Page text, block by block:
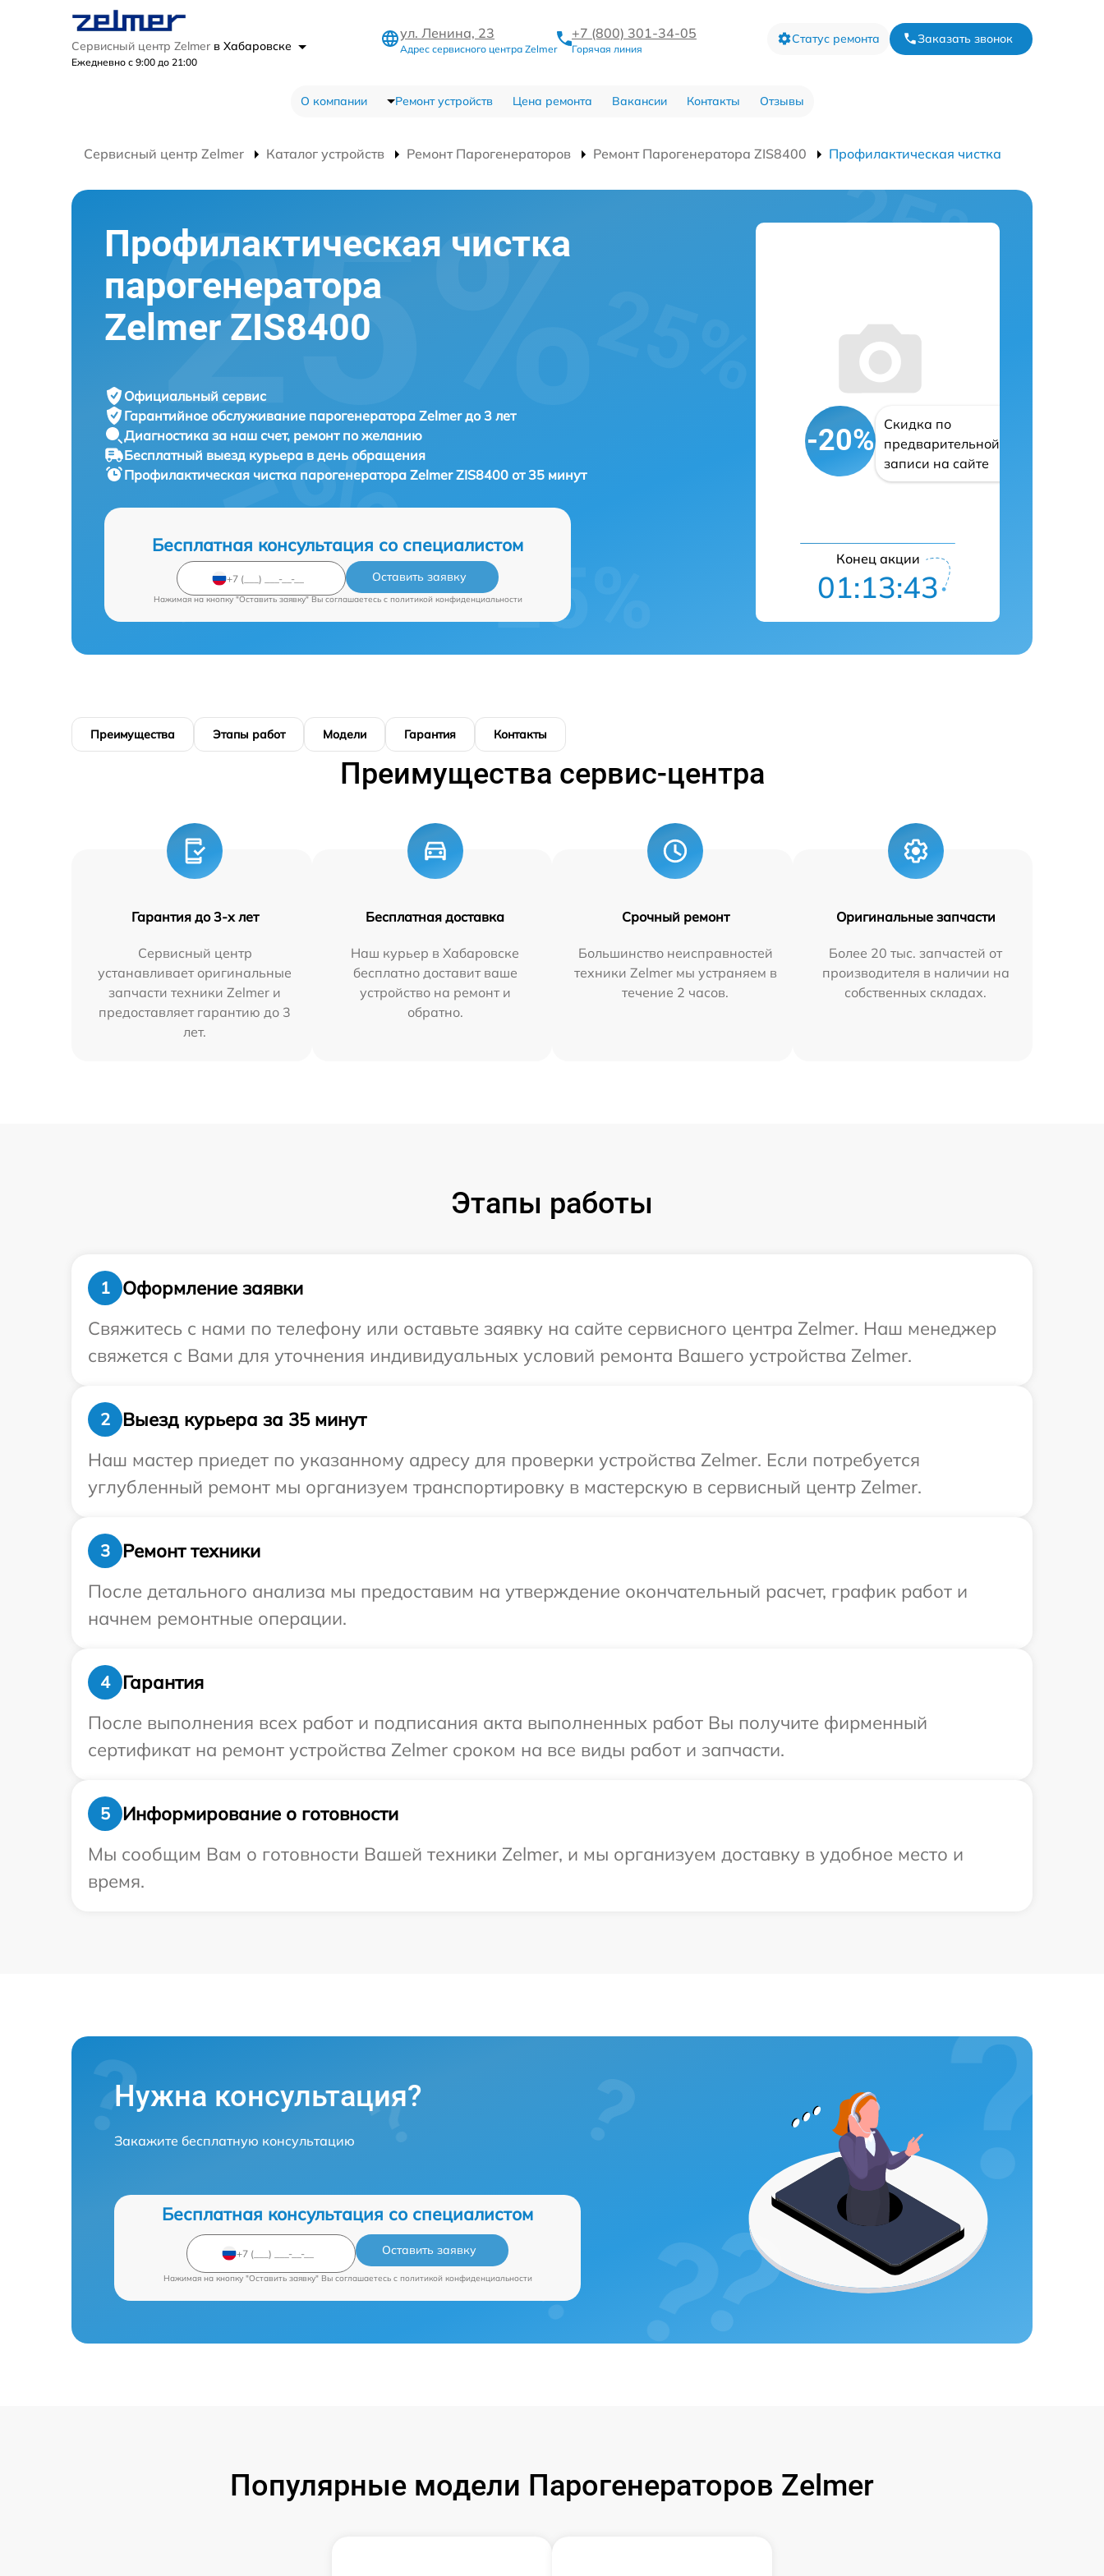
Сервисный центр Zelmer в Хабаровске
Ежедневно с 9:00 до 21:00
ул. Ленина, 23
Адрес сервисного центра Zelmer
+7 (800) 301-34-05
Горячая линия
Статус ремонта Заказать звонок
О компании Ремонт устройств Цена ремонта Вакансии Контакты Отзывы
Сервисный центр Zelmer Каталог устройств Ремонт Парогенераторов Ремонт Парогенератора ZIS8400 Профилактическая чистка
Профилактическая чистка
парогенератора
Zelmer ZIS8400
Официальный сервис
Гарантийное обслуживание парогенератора Zelmer до 3 лет
Диагностика за наш счет, ремонт по желанию
Бесплатный выезд курьера в день обращения
Профилактическая чистка парогенератора Zelmer ZIS8400 от 35 минут
Бесплатная консультация со специалистом
Оставить заявку
Нажимая на кнопку "Оставить заявку" Вы соглашаетесь c политикой конфиденциальности
-20%
Скидка по
предварительной
записи на сайте
Конец акции
01:13:43
Преимущества Этапы работ Модели Гарантия Контакты
Преимущества сервис-центра
Гарантия до 3-х лет
Сервисный центр
устанавливает оригинальные
запчасти техники Zelmer и
предоставляет гарантию до 3
лет.
Бесплатная доставка
Наш курьер в Хабаровске
бесплатно доставит ваше
устройство на ремонт и
обратно.
Срочный ремонт
Большинство неисправностей
техники Zelmer мы устраняем в
течение 2 часов.
Оригинальные запчасти
Более 20 тыс. запчастей от
производителя в наличии на
собственных складах.
Этапы работы
1
Оформление заявки
Свяжитесь с нами по телефону или оставьте заявку на сайте сервисного центра Zelmer. Наш менеджер
свяжется с Вами для уточнения индивидуальных условий ремонта Вашего устройства Zelmer.
2
Выезд курьера за 35 минут
Наш мастер приедет по указанному адресу для проверки устройства Zelmer. Если потребуется
углубленный ремонт мы организуем транспортировку в мастерскую в сервисный центр Zelmer.
3
Ремонт техники
После детального анализа мы предоставим на утверждение окончательный расчет, график работ и
начнем ремонтные операции.
4
Гарантия
После выполнения всех работ и подписания акта выполненных работ Вы получите фирменный
сертификат на ремонт устройства Zelmer сроком на все виды работ и запчасти.
5
Информирование о готовности
Мы сообщим Вам о готовности Вашей техники Zelmer, и мы организуем доставку в удобное место и
время.
Нужна консультация?
Закажите бесплатную консультацию
Бесплатная консультация со специалистом
Оставить заявку
Нажимая на кнопку "Оставить заявку" Вы соглашаетесь c политикой конфиденциальности
Популярные модели Парогенераторов Zelmer